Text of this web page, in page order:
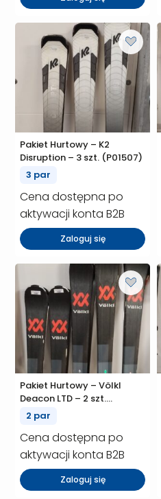
Pakiet Hurtowy – K2
Disruption – 3 szt. (P01507)
3 par
Cena dostępna po
aktywacji konta B2B
Zaloguj się
Pakiet Hurtowy – Völkl
Deacon LTD – 2 szt.
(P01453)
2 par
Cena dostępna po
aktywacji konta B2B
Zaloguj się